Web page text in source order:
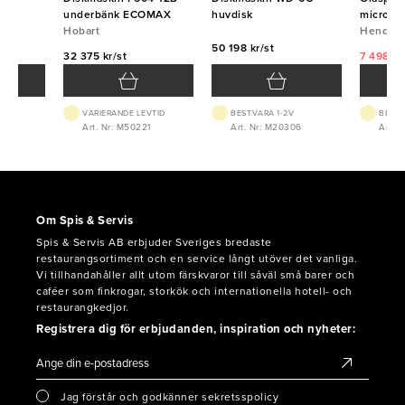
underbänk ECOMAX
Hobart
32 375 kr/st
VARIERANDE LEVTID
Art. Nr: M50221
huvdisk
50 198 kr/st
BEST.VARA 1-2V
Art. Nr: M20306
HENDI
Hendi
7 498
Art.
Om Spis & Servis
Spis & Servis AB erbjuder Sveriges bredaste
restaurangsortiment och en service långt utöver det vanliga.
Vi tillhandahåller allt utom färskvaror till såväl små barer och
caféer som finkrogar, storkök och internationella hotell- och
restaurangkedjor.
Registrera dig för erbjudanden, inspiration och nyheter:
Jag förstår och godkänner sekretsspolicy